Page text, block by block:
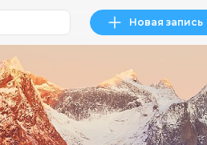
Новая запись